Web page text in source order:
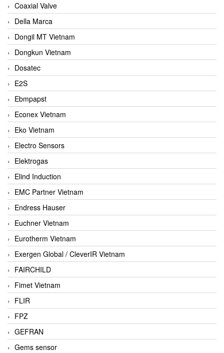
Coaxial Valve
Della Marca
Dongil MT Vietnam
Dongkun Vietnam
Dosatec
E2S
Ebmpapst
Econex Vietnam
Eko Vietnam
Electro Sensors
Elektrogas
Elind Induction
EMC Partner Vietnam
Endress Hauser
Euchner Vietnam
Eurotherm Vietnam
Exergen Global / CleverIR Vietnam
FAIRCHILD
Fimet Vietnam
FLIR
FPZ
GEFRAN
Gems sensor